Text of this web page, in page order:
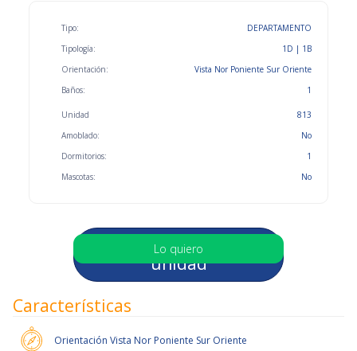
Tipo:
Tipología:
Orientación:
Baños:
DEPARTAMENTO
1D | 1B
Vista Nor Poniente Sur Oriente
1
Unidad
Amoblado:
Dormitorios:
Mascotas:
813
No
1
No
Selecciona otra
unidad
Lo quiero
Características
Orientación Vista Nor Poniente Sur Oriente